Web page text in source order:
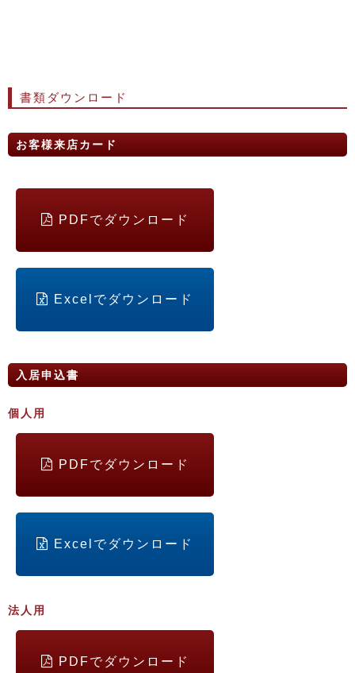
書類ダウンロード
お客様来店カード
PDFでダウンロード
Excelでダウンロード
入居申込書
個人用
PDFでダウンロード
Excelでダウンロード
法人用
PDFでダウンロード